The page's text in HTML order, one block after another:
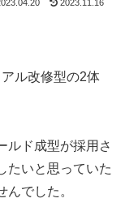
2023.11.16
ル改修型の2体
ルド成型が採用さ
たいと思っていた
でした。